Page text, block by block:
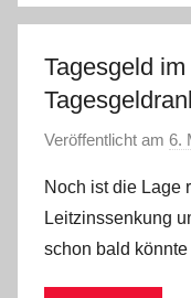
Tagesgeld
Veröffentlicht am 6.
Noch ist die Lage
Leitzinssenkung
schon bald